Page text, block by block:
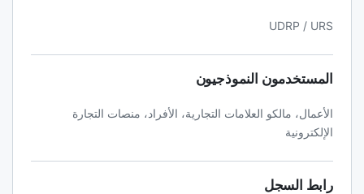
UDRP / URS
المستخدمون النموذجيون
الأعمال، مالكو العلامات التجارية، الأفراد، منصات التجارة
الإلكترونية
رابط السجل